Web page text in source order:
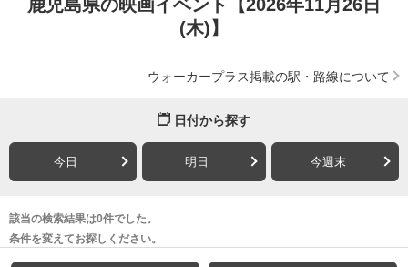
鹿児島県の映画イベント【2026年11月26日
(木)】
ウォーカープラス掲載の駅・路線について
日付から探す
今日 明日 今週末
該当の検索結果は0件でした。
条件を変えてお探しください。